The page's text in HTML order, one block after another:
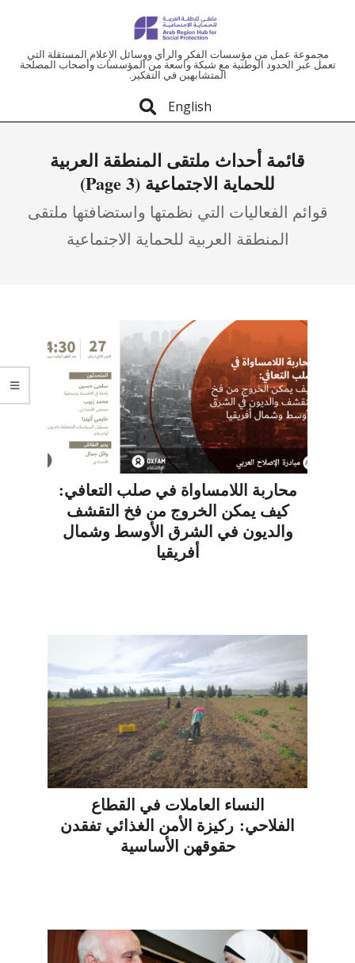
ملتقى
العربية
للحماية
الاجتماعية
مجموعة عمل من مؤسسات الفكر والرأي ووسائل الإعلام المستقلة التي
تعمل عبر الحدود الوطنية مع شبكة واسعة من المؤسسات وأصحاب المصلحة
المتشابهين في التفكير.
English
قائمة أحداث ملتقى المنطقة العربية
للحماية الاجتماعية (Page 3)
قوائم الفعاليات التي نظمتها واستضافتها ملتقى
المنطقة العربية للحماية الاجتماعية
محاربة اللامساواة في صلب التعافي:
كيف يمكن الخروج من فخ التقشف
والديون في الشرق الأوسط وشمال
أفريقيا
النساء العاملات في القطاع
الفلاحي: ركيزة الأمن الغذائي تفقدن
حقوقهن الأساسية